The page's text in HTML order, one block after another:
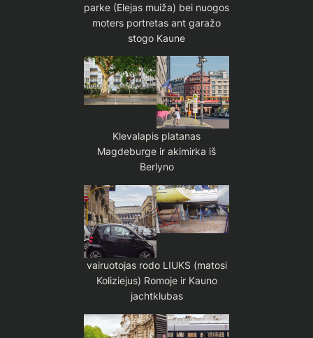
parke (Elejas muiža) bei nuogos
moters portretas ant garažo
stogo Kaune
Klevalapis platanas
Magdeburge ir akimirka iš
Berlyno
vairuotojas rodo LIUKS (matosi
Koliziejus) Romoje ir Kauno
jachtklubas